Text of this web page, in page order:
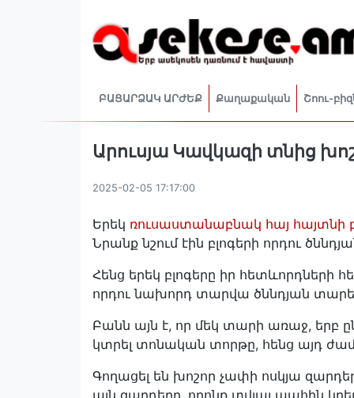
ԲԱՑԱՐՁԱԿ ԱՐԺԵՔ Քաղաքական Շոու-
Արուսյա Կավկազի տնից
2025-02-05 17:17:00
Երեկ ռուսաստանաբնակ հայ հայտնի
Նրանք նշում էին բլոգերի որդու
Հենց երեկ բլոգերը իր հետևորդների
որդու նախորդ տարվա ծննդյան
Բանն այն է, որ մեկ տարի առաջ, երբ
կտրել տոնական տորթը, հենց այդ
Գողացել են խոշոր չափի ոսկյա
այն զարդերը, որոնք տվյալ պահին կրել